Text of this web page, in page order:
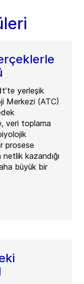
yerleşik
Merkezi (ATC)
veri toplama
prosese
kazandığı
büyük bir